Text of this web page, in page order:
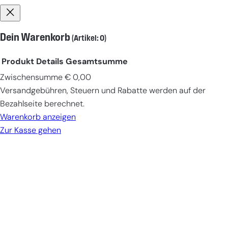
Dein Warenkorb (Artikel: 0)
Produkte
im
Warenkorb
Produkt Details Gesamtsumme
Zwischensumme € 0,00
Versandgebühren, Steuern und Rabatte werden auf der
Bezahlseite berechnet.
Warenkorb anzeigen
Zur Kasse gehen